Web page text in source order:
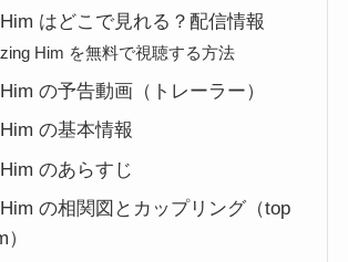
はどこで見れる？配信情報
Him を無料で視聴する方法
の予告動画（トレーラー）
の基本情報
のあらすじ
の相関図とカップリング（top